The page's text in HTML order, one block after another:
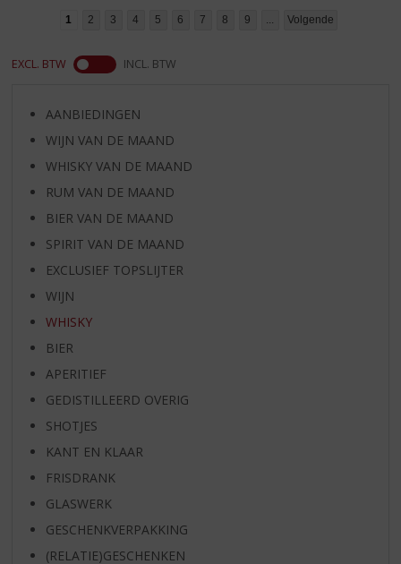
1 2 3 4 5 6 7 8 9 ... Volgende
EXCL. BTW INCL. BTW
AANBIEDINGEN
WIJN VAN DE MAAND
WHISKY VAN DE MAAND
RUM VAN DE MAAND
BIER VAN DE MAAND
SPIRIT VAN DE MAAND
EXCLUSIEF TOPSLIJTER
WIJN
WHISKY
BIER
APERITIEF
GEDISTILLEERD OVERIG
SHOTJES
KANT EN KLAAR
FRISDRANK
GLASWERK
GESCHENKVERPAKKING
(RELATIE)GESCHENKEN